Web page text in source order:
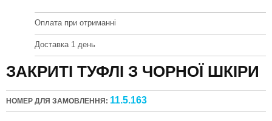
Оплата при отриманні
Доставка 1 день
ЗАКРИТІ ТУФЛІ З ЧОРНОЇ ШКІРИ
НОМЕР ДЛЯ ЗАМОВЛЕННЯ: 11.5.163